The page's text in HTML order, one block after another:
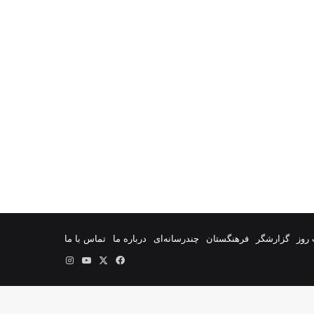
گزارشگر فرهنگستان چندرسانه‌ای درباره ما
تماس با ما
فیس
یوتیوب